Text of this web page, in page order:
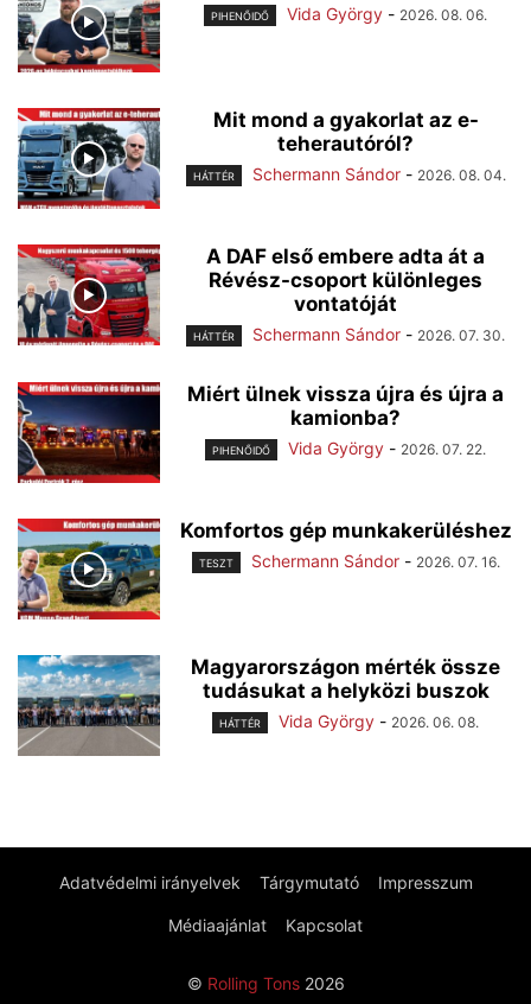
PIHENŐIDŐ Vida György - 2026. 08. 06.
Mit mond a gyakorlat az e-
teherautóról?
HÁTTÉR Schermann Sándor - 2026. 08. 04.
A DAF első embere adta át a
Révész-csoport különleges
vontatóját
HÁTTÉR Schermann Sándor - 2026. 07. 30.
Miért ülnek vissza újra és újra a
kamionba?
PIHENŐIDŐ Vida György - 2026. 07. 22.
Komfortos gép munkakerüléshez
TESZT Schermann Sándor - 2026. 07. 16.
Magyarországon mérték össze
tudásukat a helyközi buszok
HÁTTÉR Vida György - 2026. 06. 08.
Adatvédelmi irányelvek Tárgymutató Impresszum
Médiaajánlat Kapcsolat
© Rolling Tons2026